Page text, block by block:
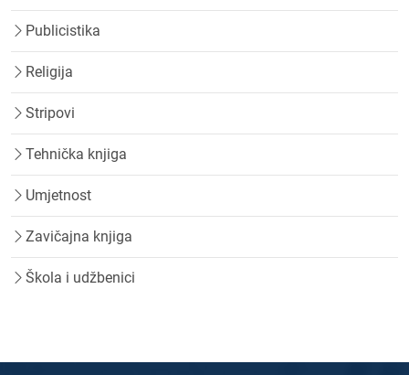
Publicistika
Religija
Stripovi
Tehnička knjiga
Umjetnost
Zavičajna knjiga
Škola i udžbenici